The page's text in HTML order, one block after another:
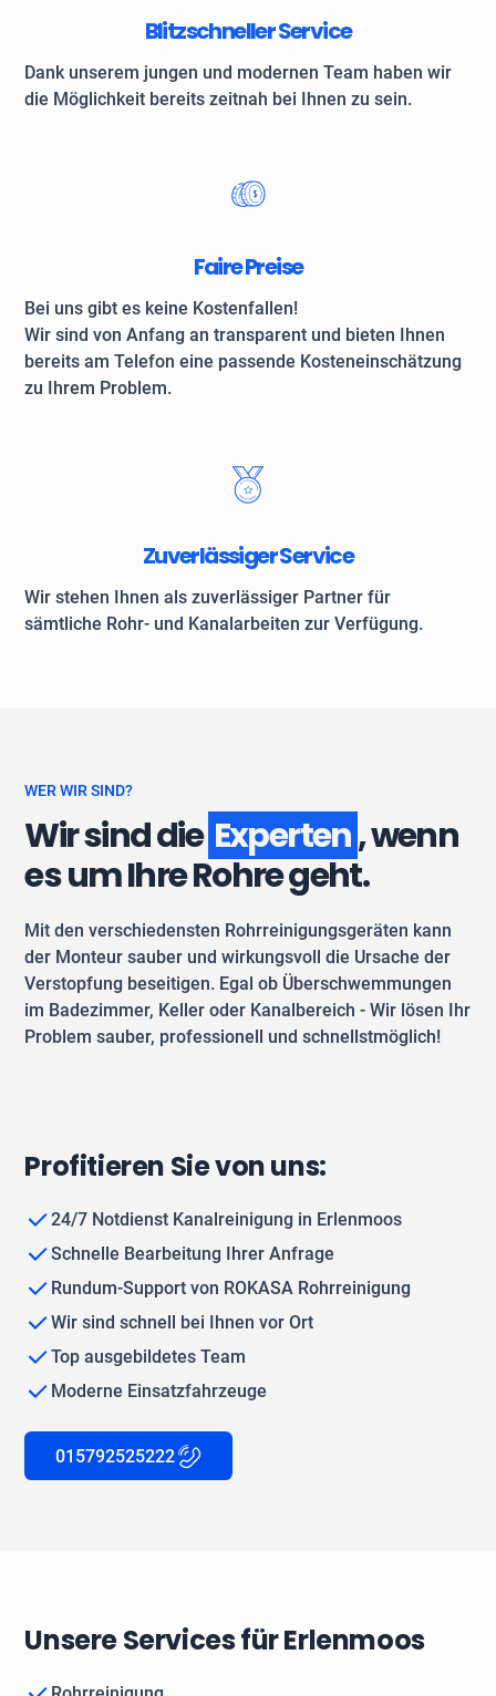
Blitzschneller Service
Dank unserem jungen und modernen Team haben wir
die Möglichkeit bereits zeitnah bei Ihnen zu sein.
Faire Preise
Bei uns gibt es keine Kostenfallen!
Wir sind von Anfang an transparent und bieten Ihnen
bereits am Telefon eine passende Kosteneinschätzung
zu Ihrem Problem.
Zuverlässiger Service
Wir stehen Ihnen als zuverlässiger Partner für
sämtliche Rohr- und Kanalarbeiten zur Verfügung.
WER WIR SIND?
Wir sind die Experten, wenn
es um Ihre Rohre geht.
Mit den verschiedensten Rohrreinigungsgeräten kann
der Monteur sauber und wirkungsvoll die Ursache der
Verstopfung beseitigen. Egal ob Überschwemmungen
im Badezimmer, Keller oder Kanalbereich - Wir lösen Ihr
Problem sauber, professionell und schnellstmöglich!
Profitieren Sie von uns:
24/7 Notdienst Kanalreinigung in Erlenmoos
Schnelle Bearbeitung Ihrer Anfrage
Rundum-Support von ROKASA Rohrreinigung
Wir sind schnell bei Ihnen vor Ort
Top ausgebildetes Team
Moderne Einsatzfahrzeuge
015792525222
Unsere Services für Erlenmoos